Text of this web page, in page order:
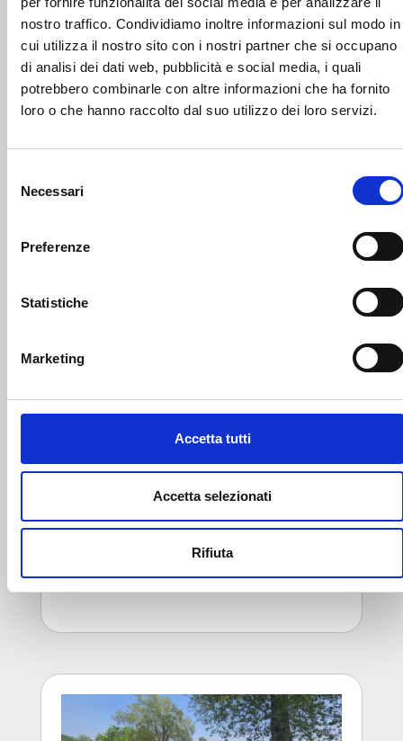
nostro traffico. Condividiamo inoltre informazioni sul modo in
cui utilizza il nostro sito con i nostri partner che si occupano
di analisi dei dati web, pubblicità e social media, i quali
potrebbero combinarle con altre informazioni che ha fornito
loro o che hanno raccolto dal suo utilizzo dei loro servizi.
delNecessari
Preferenze
Statistiche
Marketing
Accetta tutti
Accetta selezionati
Rifiuta
DIDATTICHE PER BAMBINI E
apre le porte per condividere
didattiche, giochi, percorsi, […]